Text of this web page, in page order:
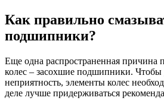
Как правильно
подшипники?
Еще одна распространенная причина
колес – засохшие подшипники. Чтобы
неприятность, элементы колес
деле лучше придерживаться